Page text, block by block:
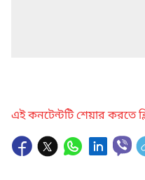
এই কনটেন্টটি শেয়ার করতে